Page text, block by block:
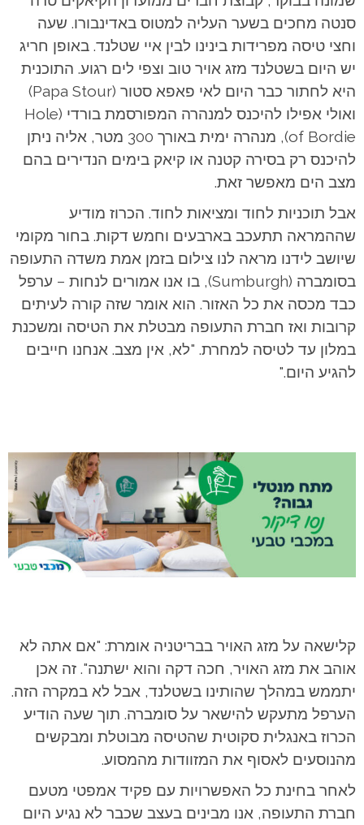
סנטה מחכים בשער העליה למטוס באדינבורו. שעה
וחצי טיסה מפרידות בינינו לבין איי שטלנד. באופן חריג
יש היום בשטלנד מזג אויר טוב וצפי לים רגוע. התוכנית
היא לחתור כבר היום לאי פאפא סטור (Papa Stour)
ואולי אפילו להיכנס למנהרה המפורסמת בורדי (Hole
of Bordie), מנהרה ימית באורך 300 מטר, אליה ניתן
להיכנס רק בסירה קטנה או קיאק בימים הנדירים בהם
מצב הים מאפשר זאת.
אבל תוכניות לחוד ומציאות לחוד. הכרוז מודיע
שההמראה תתעכב בארבעים וחמש דקות. בחור מקומי
שיושב לידנו מראה לנו צילום בזמן אמת משדה התעופה
בסומברה (Sumburgh), בו אנו אמורים לנחות – ערפל
כבד מכסה את כל האזור. הוא אומר שזה קורה לעיתים
קרובות ואז חברת התעופה מבטלת את הטיסה ומשכנת
במלון עד לטיסה למחרת. "לא, אין מצב. אנחנו חייבים
להגיע היום."
קלישאה על מזג האויר בבריטניה אומרת: "אם אתה לא
אוהב את מזג האויר, חכה דקה והוא ישתנה". זה אכן
יתממש במהלך שהותינו בשטלנד, אבל לא במקרה הזה.
הערפל מתעקש להישאר על סומברה. תוך שעה הודיע
הכרוז באנגלית סקוטית שהטיסה מבוטלת ומבקשים
מהנוסעים לאסוף את המזוודות מהמסוע.
לאחר בחינת כל האפשרויות עם פקיד אמפטי מטעם
חברת התעופה, אנו מבינים בעצב שכבר לא נגיע היום